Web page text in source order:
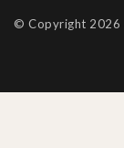
© Copyright 2026